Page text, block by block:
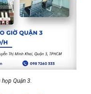
Quận 3.